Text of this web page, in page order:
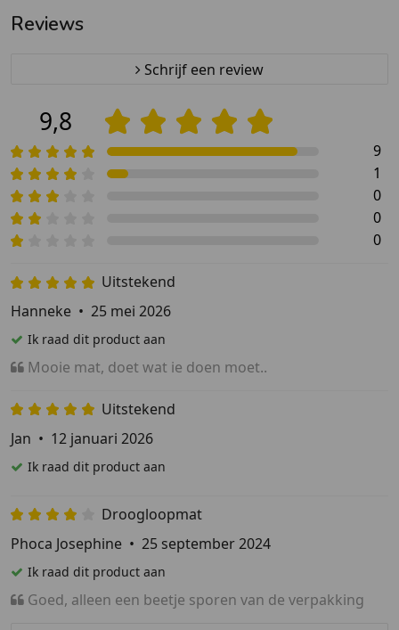
Reviews
Schrijf een review
9,8
9
1
0
0
0
Uitstekend
Hanneke • 25 mei 2026
Ik raad dit product aan
Mooie mat, doet wat ie doen moet..
Uitstekend
Jan • 12 januari 2026
Ik raad dit product aan
Droogloopmat
Phoca Josephine • 25 september 2024
Ik raad dit product aan
Goed, alleen een beetje sporen van de verpakking